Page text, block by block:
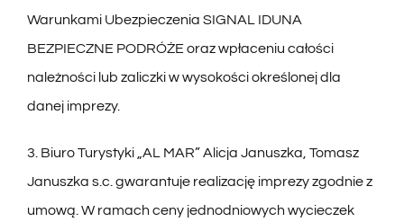
Warunkami Ubezpieczenia SIGNAL IDUNA
BEZPIECZNE PODRÓŻE oraz wpłaceniu całości
należności lub zaliczki w wysokości określonej dla
danej imprezy.
3. Biuro Turystyki „AL MAR” Alicja Januszka, Tomasz
Januszka s.c. gwarantuje realizację imprezy zgodnie z
umową. W ramach ceny jednodniowych wycieczek